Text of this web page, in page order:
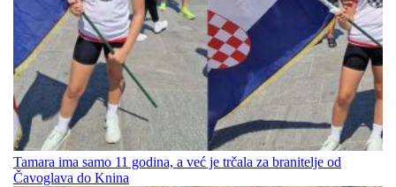
Tamara ima samo 11 godina, a već je trčala za branitelje od
Čavoglava do Knina